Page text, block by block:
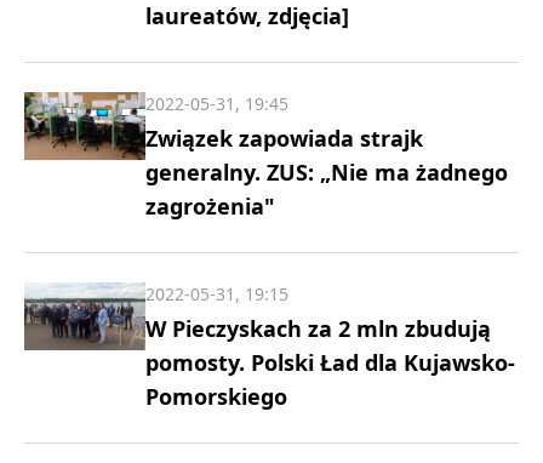
laureatów, zdjęcia]
Związek zapowiada strajk
generalny. ZUS: „Nie ma żadnego
zagrożenia"
2022-05-31, 19:45
W Pieczyskach za 2 mln zbudują
pomosty. Polski Ład dla Kujawsko-
Pomorskiego
2022-05-31, 19:15